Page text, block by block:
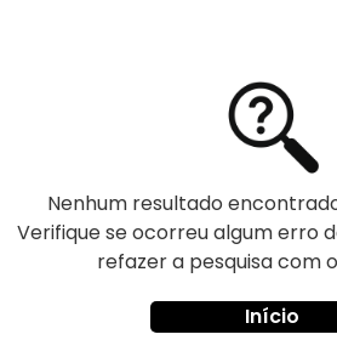
Nenhum resultado
Verifique se ocorreu algum erro
refazer a pesquisa com
Início